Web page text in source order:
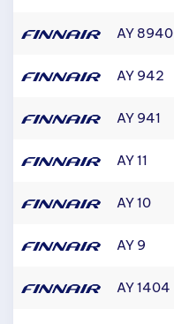
AY 8940
AY 942
AY 941
AY 11
AY 10
AY 9
AY 1404